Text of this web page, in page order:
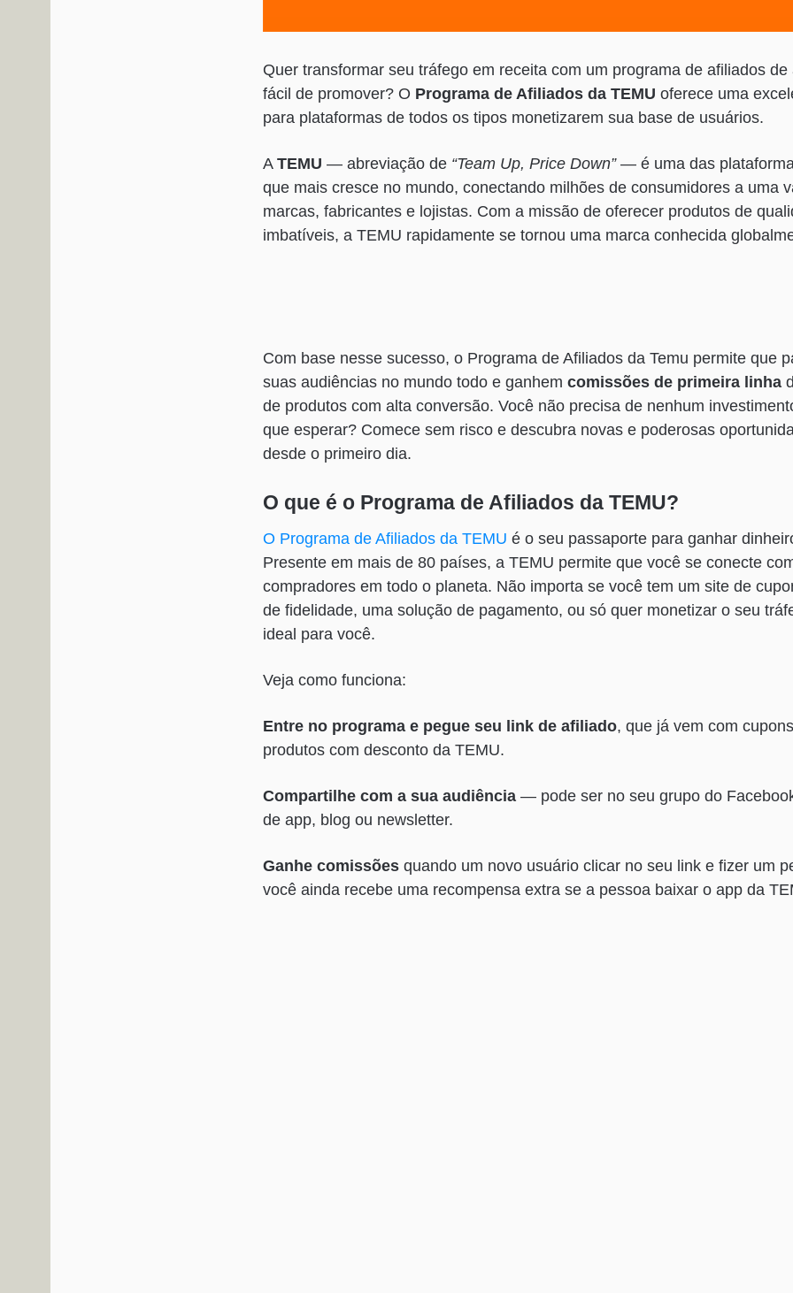
Quer transformar seu tráfego em receita com um programa de afiliados
fácil de promover? O Programa de Afiliados da TEMU oferece uma
para plataformas de todos os tipos monetizarem sua base de usuários.
A TEMU — abreviação de “Team Up, Price Down” — é uma das
que mais cresce no mundo, conectando milhões de consumidores a uma
marcas, fabricantes e lojistas. Com a missão de oferecer produtos de
imbatíveis, a TEMU rapidamente se tornou uma marca conhecida
Com base nesse sucesso, o Programa de Afiliados da Temu permite que
suas audiências no mundo todo e ganhem comissões de primeira linha
de produtos com alta conversão. Você não precisa de nenhum
que esperar? Comece sem risco e descubra novas e poderosas
desde o primeiro dia.
O que é o Programa de Afiliados da TEMU?
O Programa de Afiliados da TEMU é o seu passaporte para ganhar
Presente em mais de 80 países, a TEMU permite que você se conecte
compradores em todo o planeta. Não importa se você tem um site de
de fidelidade, uma solução de pagamento, ou só quer monetizar o seu
ideal para você.
Veja como funciona:
Entre no programa e pegue seu link de afiliado, que já vem com
produtos com desconto da TEMU.
Compartilhe com a sua audiência — pode ser no seu grupo do
de app, blog ou newsletter.
Ganhe comissões quando um novo usuário clicar no seu link e fizer um
você ainda recebe uma recompensa extra se a pessoa baixar o app da